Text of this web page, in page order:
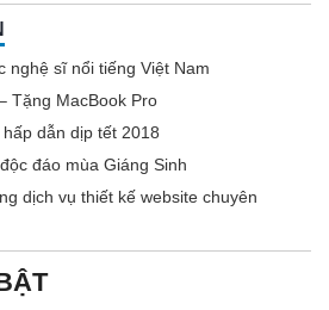
nghệ sĩ nổi tiếng Việt Nam
Tặng MacBook Pro
dẫn dịp tết 2018
đáo mùa Giáng Sinh
dịch vụ thiết kế website chuyên